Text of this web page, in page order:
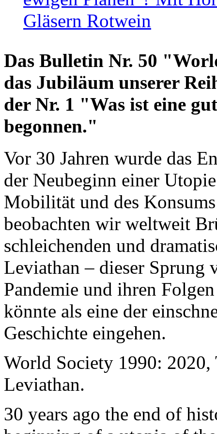
Gläsern Rotwein
Das Bulletin Nr. 50
das Jubiläum unserer
der Nr. 1 "Was ist eine
begonnen."
Vor 30 Jahren wurde das
der Neubeginn einer
Mobilität und des
beobachten wir weltweit
schleichenden und
Leviathan – dieser Sprung
Pandemie und ihren
könnte als eine der
Geschichte eingehen.
World Society 1990: 2020,
Leviathan.
30 years ago the end of